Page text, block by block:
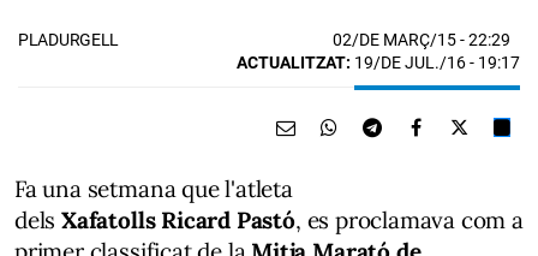
PLADURGELL 02/DE MARÇ/15- 22:29
ACTUALITZAT: 19/DE JUL./16 - 19:17
Fa una setmana que l'atleta
delsXafatolls Ricard Pastó, es proclamava com a